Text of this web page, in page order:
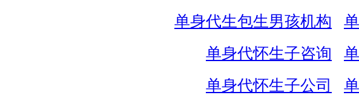
单身代生包生男孩机构
单身代怀生子咨询
单身代怀生子公司